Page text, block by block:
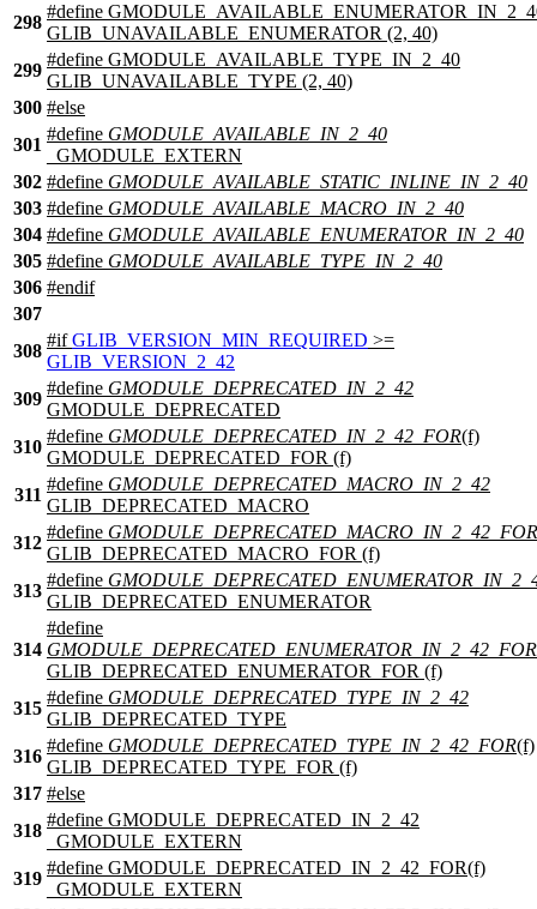
298
#define
GLIB_UNAVAILABLE_ENUMERATOR (2, 40)
299
#define GMODULE_AVAILABLE_TYPE_IN_2_40
GLIB_UNAVAILABLE_TYPE (2, 40)
300 #else
301
#define GMODULE_AVAILABLE_IN_2_40
_GMODULE_EXTERN
302 #define GMODULE_AVAILABLE_STATIC_INLINE_IN_2_40
303 #define GMODULE_AVAILABLE_MACRO_IN_2_40
304 #define GMODULE_AVAILABLE_ENUMERATOR_IN_2_40
305 #define GMODULE_AVAILABLE_TYPE_IN_2_40
306 #endif
307
308
#if GLIB_VERSION_MIN_REQUIRED >=
GLIB_VERSION_2_42
309
#define GMODULE_DEPRECATED_IN_2_42
GMODULE_DEPRECATED
310
#define GMODULE_DEPRECATED_IN_2_42_FOR(f)
GMODULE_DEPRECATED_FOR (f)
311
#define GMODULE_DEPRECATED_MACRO_IN_2_42
GLIB_DEPRECATED_MACRO
312
#define GMODULE_DEPRECATED_MACRO_IN_2_42_FOR
GLIB_DEPRECATED_MACRO_FOR (f)
313
#define
GLIB_DEPRECATED_ENUMERATOR
314
#define
GMODULE_DEPRECATED_ENUMERATOR_IN_2_42_FOR
GLIB_DEPRECATED_ENUMERATOR_FOR (f)
315
#define GMODULE_DEPRECATED_TYPE_IN_2_42
GLIB_DEPRECATED_TYPE
316
#define GMODULE_DEPRECATED_TYPE_IN_2_42_FOR(f)
GLIB_DEPRECATED_TYPE_FOR (f)
317 #else
318
#define GMODULE_DEPRECATED_IN_2_42
_GMODULE_EXTERN
319
#define GMODULE_DEPRECATED_IN_2_42_FOR(f)
_GMODULE_EXTERN